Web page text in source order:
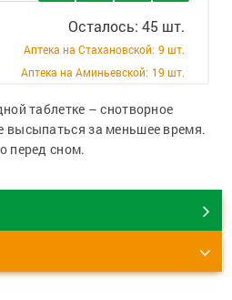
Осталось: 45 шт.
Аптека на Стахановской: 9 шт.
Аптека на Аминьевской: 19 шт.
таблетке – снотворное
высыпаться за меньшее время.
перед сном.